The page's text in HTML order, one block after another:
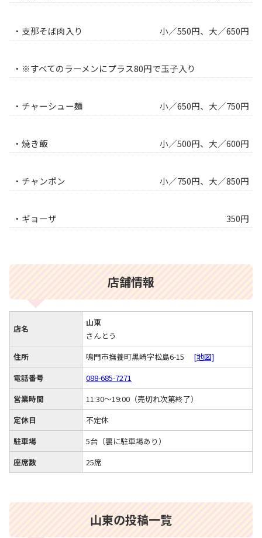
・支那そば肉入り 小／550円、大／650円
・※すべてのラーメンにプラス80円で玉子入り
・チャーシュー麺 小／650円、大／750円
・焼き飯 小／500円、大／600円
・チャンポン 小／750円、大／850円
・ギョーザ 350円
店舗情報
店名
山東
さんとう
住所
鳴門市撫養町黒崎字松島6-15 [地図]
電話番号
088-685-7271
営業時間
11:30～19:00（売切れ次第終了）
定休日
不定休
駐車場
5台（裏に駐車場あり）
座席数
25席
山東の投稿一覧